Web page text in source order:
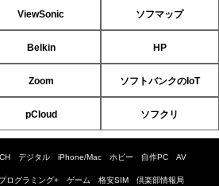
ViewSonic ソフマップ
Belkin HP
Zoom ソフトバンクのIoT
pCloud ソフクリ
デジタル iPhone/Mac ホビー 自作PC AV
プログラミング+ ゲーム 格安SIM 倶楽部情報局